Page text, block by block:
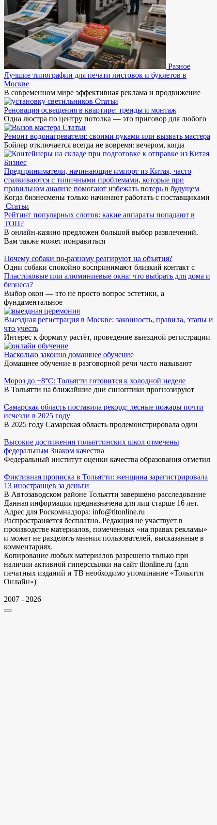
Разное
Лучшие типографии для печати листовок и буклетов в
Москве
В современном мире эффективная реклама и продвижение
Статьи
Реновация освещения в квартире: тренды и монтаж
Одна люстра по центру потолка — это приговор для любого
Статьи
Ремонт водонагревателя: своими руками или вызвать мастера
Бойлер отключается всегда не вовремя: вечером, когда
Бизнес
Предприниматели, начинающие импорт из Китая, часто
сталкиваются с типичными проблемами, которые при
правильном анализе помогают избежать потерь в будущем
Когда бизнесмены только начинают работать с поставщиками
Статьи
Рейтинг популярных слотов: какие аппараты попадают в
ТОП?
В онлайн-казино предложен большой выбор развлечений.
Вам также может понравиться
Почему собаки по-разному реагируют на объятия?
Одни собаки спокойно воспринимают близкий контакт с
Пластиковые или алюминиевые окна: что выбрать для дома и
бизнеса?
Выбор окон — это не просто вопрос эстетики, а
фундаментальное
Выездная регистрация в Москве: законность, правила, этапы и
что учесть
Интерес к формату растёт, проведение выездной регистрации
Насколько законно домашнее обучение
Домашнее обучение в разговорной речи часто называют
Мороз до −8°C: Тольятти готовится к холодной неделе
В Тольятти на ближайшие дни синоптики прогнозируют
Самарская область поставила рекорд: лесные пожары почти
исчезли в 2025 году
В 2025 году Самарская область продемонстрировала один
Высокие достижения тольяттинских школ отмечены
федеральным Знаком качества
Федеральный институт оценки качества образования отметил
Фиктивная прописка в Тольятти: женщина зарегистрировала
13 иностранцев за деньги
В Автозаводском районе Тольятти завершено расследование
Данная информация предназначена для лиц старше 16 лет.
Адрес для Роскомнадзора: info@tltonline.ru
Распространяется бесплатно. Редакция не участвует в
производстве материалов, помеченных «на правах рекламы»
и может не разделять мнения пользователей, высказанные в
комментариях.
Копирование любых материалов разрешено только при
наличии активной гиперссылки на сайт tltonline.ru (для
печатных изданий и ТВ необходимо упоминание «Тольятти
Онлайн»)
2007 - 2026